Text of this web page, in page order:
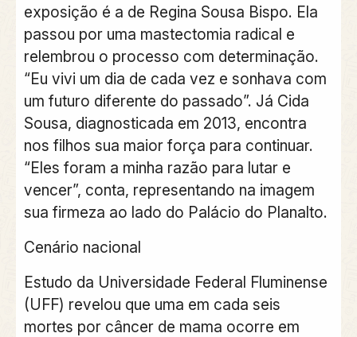
exposição é a de Regina Sousa Bispo. Ela
passou por uma mastectomia radical e
relembrou o processo com determinação.
“Eu vivi um dia de cada vez e sonhava com
um futuro diferente do passado”. Já Cida
Sousa, diagnosticada em 2013, encontra
nos filhos sua maior força para continuar.
“Eles foram a minha razão para lutar e
vencer”, conta, representando na imagem
sua firmeza ao lado do Palácio do Planalto.
Cenário nacional
Estudo da Universidade Federal Fluminense
(UFF) revelou que uma em cada seis
mortes por câncer de mama ocorre em